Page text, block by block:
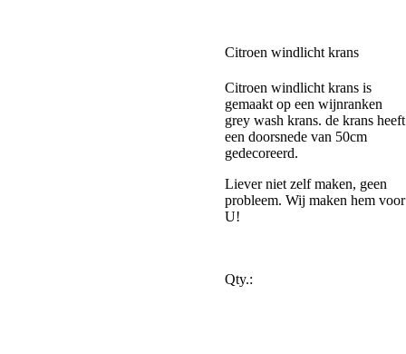
Citroen windlicht krans
Citroen windlicht krans is
gemaakt op een wijnranken
grey wash krans. de krans heeft
een doorsnede van 50cm
gedecoreerd.
Liever niet zelf maken, geen
probleem. Wij maken hem voor
U!
Qty.: